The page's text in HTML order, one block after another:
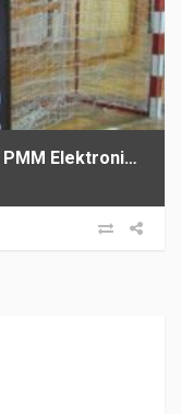
Proizvodnja sportskih semafora PMM Elektronika Kragujevac